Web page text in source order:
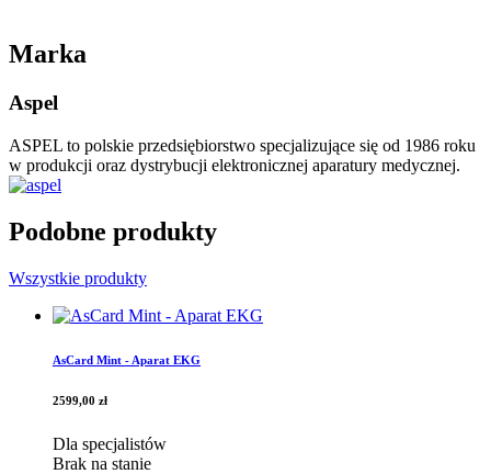
Marka
Aspel
ASPEL to polskie przedsiębiorstwo specjalizujące się od 1986 roku
w produkcji oraz dystrybucji elektronicznej aparatury medycznej.
Podobne produkty
Wszystkie produkty
AsCard Mint - Aparat EKG
2599,00 zł
Dla specjalistów
Brak na stanie